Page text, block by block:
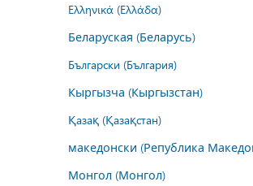
Ελληνικά (Ελλάδα)
Беларуская (Беларусь)
Български (България)
Кыргызча (Кыргызстан)
Қазақ (Қазақстан)
македонски (Република
Монгол (Монгол)